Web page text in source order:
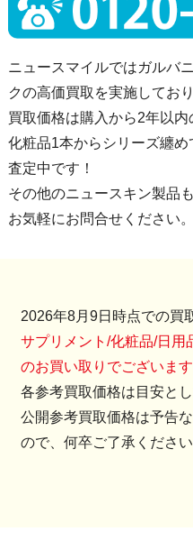
ニュースマイルではガルバ
クの高価買取を実施してお
買取価格は購入から2年以内
化粧品1本からシリーズ纏
査定中です！
その他のニュースキン製品
お気軽にお問合せください。
2026年8月9日時点での買
サプリメント/化粧品/日用
のお買い取りでございます
各参考買取価格は目安と
公開参考買取価格は予告
ので、何卒ご了承ください